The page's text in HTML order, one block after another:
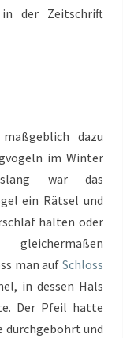
der Zeitschrift
dazu
im Winter
war das
ein Rätsel und
halten oder
man auf Schloss
in dessen Hals
Der Pfeil hatte
durchgebohrt und